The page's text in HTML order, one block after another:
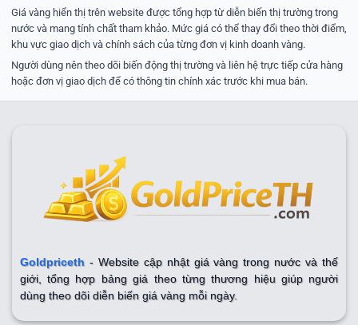
Giá vàng hiển thị trên website được tổng hợp từ diễn biến thị trường trong
nước và mang tính chất tham khảo. Mức giá có thể thay đổi theo thời điểm,
khu vực giao dịch và chính sách của từng đơn vị kinh doanh vàng.
Người dùng nên theo dõi biến động thị trường và liên hệ trực tiếp cửa hàng
hoặc đơn vị giao dịch để có thông tin chính xác trước khi mua bán.
Goldpriceth- Website cập nhật giá vàng trong nước và thế
giới, tổng hợp bảng giá theo từng thương hiệu giúp người
dùng theo dõi diễn biến giá vàng mỗi ngày.